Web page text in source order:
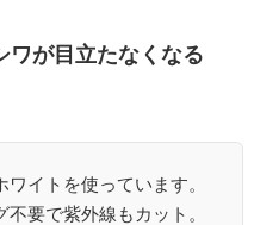
ワが目立たなくなる
イトを使っています。
要で紫外線もカット。